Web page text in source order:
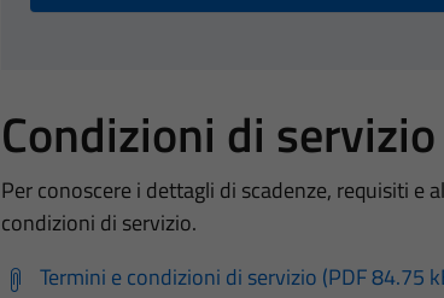
Condizioni di servizio
Per conoscere i dettagli di scadenze, requisiti
condizioni di servizio.
Termini e condizioni di servizio (PDF 84.75